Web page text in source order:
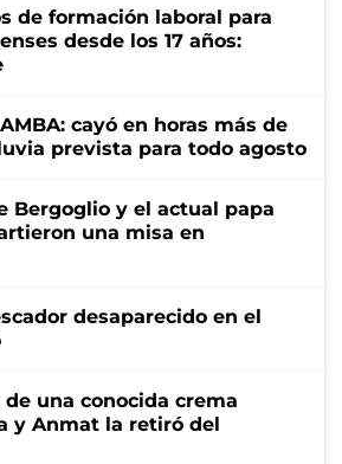
de formación laboral para
desde los 17 años:
cayó en horas más de
prevista para todo agosto
Bergoglio y el actual papa
una misa en
desaparecido en el
una conocida crema
y Anmat la retiró del